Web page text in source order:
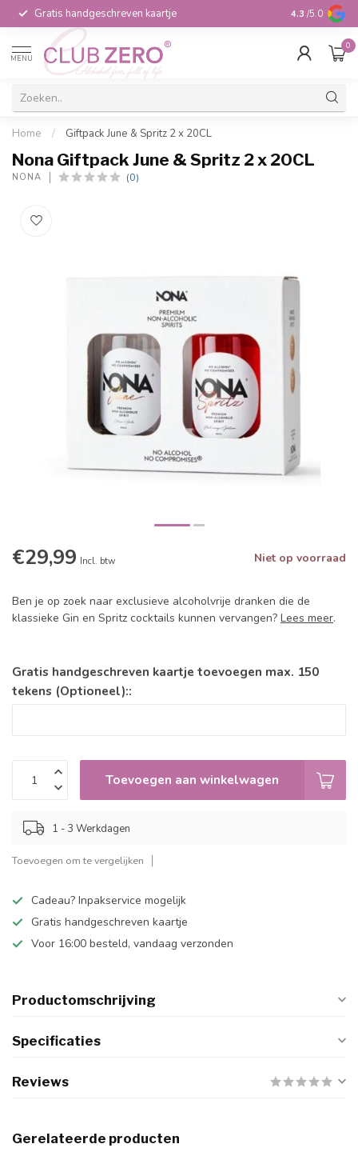
Gratis handgeschreven kaartje Voor 16:00
4.3 /5.0
MENU
0
Home / Giftpack June & Spritz 2 x 20CL
Nona Giftpack June & Spritz 2 x 20CL
NONA (0)
€29,99 Incl. btw Niet op voorraad
Ben je op zoek naar exclusieve alcoholvrije dranken die de
klassieke Gin en Spritz cocktails kunnen vervangen? Lees meer.
Gratis handgeschreven kaartje toevoegen max. 150
tekens (Optioneel)::
Toevoegen aan winkelwagen
1 - 3 Werkdagen
Toevoegen om te vergelijken
Cadeau? Inpakservice mogelijk
Gratis handgeschreven kaartje
Voor 16:00 besteld, vandaag verzonden
Productomschrijving
Specificaties
Reviews
Gerelateerde producten